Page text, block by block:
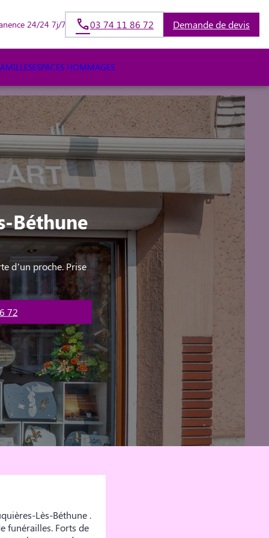
24/24 7j/7 03 74 11 86 72 Demande de devis
ESPACES HOMMAGES
Béthune
d’un proche. Prise
72
Lès-Béthune .
funérailles. Forts de